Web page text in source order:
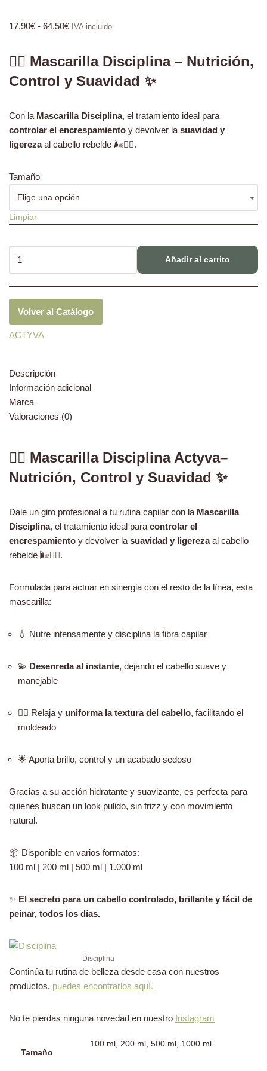
17,90€ - 64,50€ IVA incluido
🧖‍♀️ Mascarilla Disciplina – Nutrición,
Control y Suavidad ✨
Con la Mascarilla Disciplina, el tratamiento ideal para
controlar el encrespamiento y devolver la suavidad y
ligerezaal cabello rebelde 🌬️💆‍♀️.
Tamaño
Limpiar
Añadir al carrito
Volver al Catálogo
ACTYVA
Descripción
Información adicional
Marca
Valoraciones (0)
🧖‍♀️ Mascarilla Disciplina Actyva–
Nutrición, Control y Suavidad ✨
Dale un giro profesional a tu rutina capilar con la Mascarilla
Disciplina, el tratamiento ideal para controlar el
encrespamiento y devolver la suavidad y ligerezaal cabello
rebelde 🌬️💆‍♀️.
Formulada para actuar en sinergia con el resto de la línea, esta
mascarilla:
💧 Nutre intensamente y disciplina la fibra capilar
💫 Desenreda al instante, dejando el cabello suave y
manejable
🧘‍♀️ Relaja y uniforma la textura del cabello, facilitando el
moldeado
🌟 Aporta brillo, control y un acabado sedoso
Gracias a su acción hidratante y suavizante, es perfecta para
quienes buscan un look pulido, sin frizz y con movimiento
natural.
📦 Disponible en varios formatos:
100 ml | 200 ml | 500 ml | 1.000 ml
✨ El secreto para un cabello controlado, brillante y fácil de
peinar, todos los días.
Disciplina
Continúa tu rutina de belleza desde casa con nuestros
productos, puedes encontrarlos aquí.
No te pierdas ninguna novedad en nuestro Instagram
Tamaño
100 ml, 200 ml, 500 ml, 1000 ml